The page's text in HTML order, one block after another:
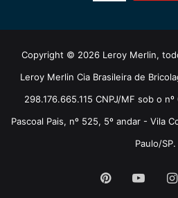
Copyright © 2026 Leroy Merlin,
Leroy Merlin Cia Brasileira de
298.176.665.115 CNPJ/MF sob o
Pascoal Pais, nº 525, 5º andar - Vila
Paulo/SP.
Pinterest